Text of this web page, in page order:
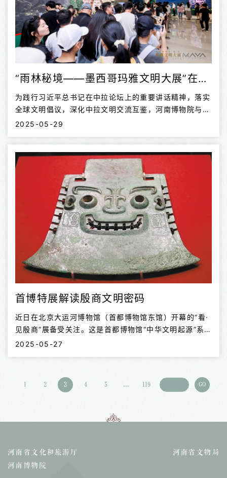
“雨林秘境——墨西哥玛雅文明大展”在河南博物院开幕
为践行习近平总书记在中拉论坛上的重要讲话精神，落实
全球文明倡议，深化中拉文明交流互鉴，河南博物院与墨
西哥国家文物局、北京坤远文博展览有限公司联手，于
雅文明大展”。
2025-05-29
首博特展解读殷商文明密码
近日在北京大运河博物馆（首都博物馆东馆）开幕的“看·
见殷商”展备受关注。这是首都博物馆“中华文明起源”系
列第二展，也是近年来规模最大的商代文明展，汇集28
2025-05-27
1 2 3 4 5 ... 119 GO
河南省文化和旅游厅
河南省文物局
河南博物院